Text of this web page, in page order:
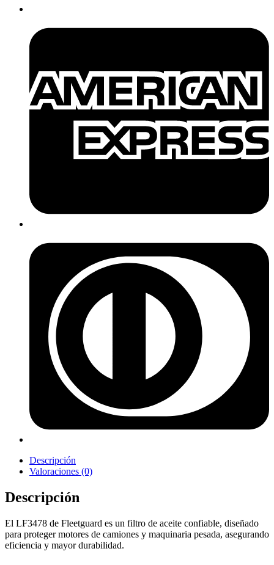
Descripción
Valoraciones (0)
Descripción
El LF3478 de Fleetguard es un filtro de aceite confiable, diseñado
para proteger motores de camiones y maquinaria pesada, asegurando
eficiencia y mayor durabilidad.